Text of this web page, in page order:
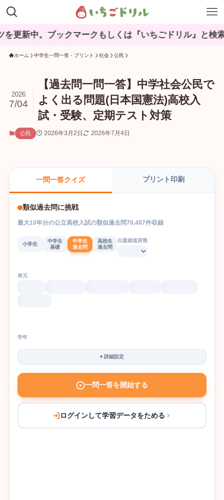
ックマークもしくは『いちごドリル』と検索してね♪
ホーム 中学生一問一答・プリント 社会 公民
【過去問一問一答】中学社会公民で
よく出る問題(日本国憲法)高校入
試・受験、定期テスト対策
2026
7/04
公民 2026年3月2日 2026年7月4日
一問一答クイズ プリント印刷
類似過去問に挑戦
最大10年分の公立高校入試の類似過去問70,487件収録
小学生
中学生
基礎
中学生
過去問
高校生
過去問
出題都道府県
単元
学年
▾詳細設定
一問一答を開始する
ログインして学習データをためる